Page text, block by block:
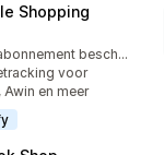
Shopping
Gratis abonnement beschikbaar
voor
en meer